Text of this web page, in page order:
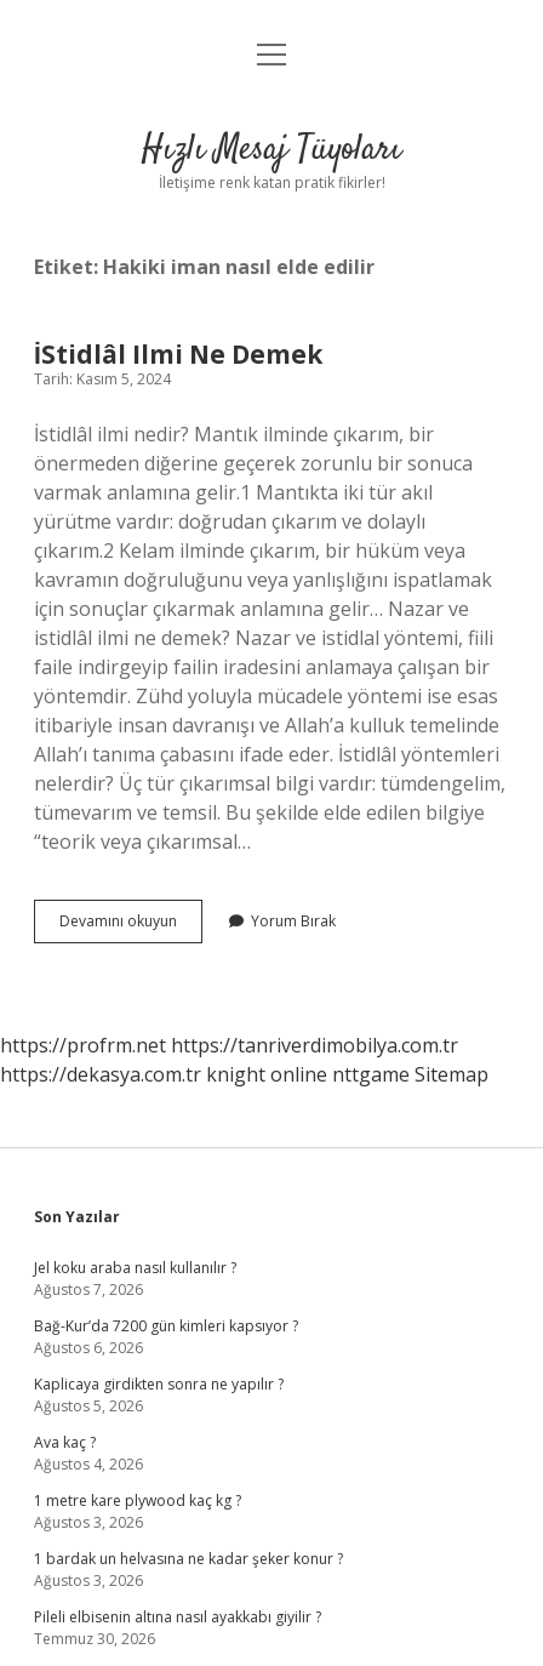
Anasayfa
Yasal Uyarı
menüyü
Hızlı Mesaj Tüyoları
İletişime renk katan pratik fikirler!
Etiket: Hakiki iman nasıl elde edilir
İStidlâl Ilmi Ne Demek
Tarih: Kasım 5, 2024
İstidlâl ilmi nedir? Mantık ilminde çıkarım, bir
önermeden diğerine geçerek zorunlu bir sonuca
varmak anlamına gelir.1 Mantıkta iki tür akıl
yürütme vardır: doğrudan çıkarım ve dolaylı
çıkarım.2 Kelam ilminde çıkarım, bir hüküm veya
kavramın doğruluğunu veya yanlışlığını ispatlamak
için sonuçlar çıkarmak anlamına gelir… Nazar ve
istidlâl ilmi ne demek? Nazar ve istidlal yöntemi, fiili
faile indirgeyip failin iradesini anlamaya çalışan bir
yöntemdir. Zühd yoluyla mücadele yöntemi ise esas
itibariyle insan davranışı ve Allah’a kulluk temelinde
Allah’ı tanıma çabasını ifade eder. İstidlâl yöntemleri
nelerdir? Üç tür çıkarımsal bilgi vardır: tümdengelim,
tümevarım ve temsil. Bu şekilde elde edilen bilgiye
“teorik veya çıkarımsal…
Devamını okuyun
Ilmi
Yorum Bırak
https://profrm.net https://tanriverdimobilya.com.tr
https://dekasya.com.tr knight online nttgame Sitemap
Sidebar
Son Yazılar
Jel koku araba nasıl kullanılır ?
Ağustos 7, 2026
Bağ-Kur’da 7200 gün kimleri kapsıyor ?
Ağustos 6, 2026
Kaplicaya girdikten sonra ne yapılır ?
Ağustos 5, 2026
Ava kaç ?
Ağustos 4, 2026
1 metre kare plywood kaç kg ?
Ağustos 3, 2026
1 bardak un helvasına ne kadar şeker konur ?
Ağustos 3, 2026
Pileli elbisenin altına nasıl ayakkabı giyilir ?
Temmuz 30, 2026